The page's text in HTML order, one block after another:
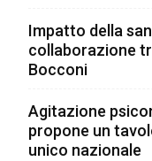
Impatto della
collaborazione
Bocconi
Agitazione
propone un
unico nazionale